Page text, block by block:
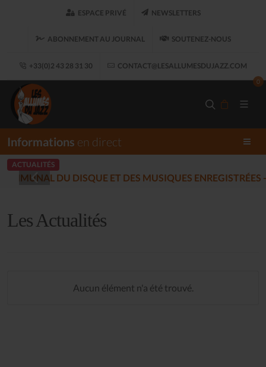
ESPACE PRIVÉ NEWSLETTERS
ABONNEMENT AU JOURNAL SOUTENEZ-NOUS
+33(0)2 43 28 31 30 CONTACT@LESALLUMESDUJAZZ.COM
0
Informations en direct
ACTUALITÉS
LES ALLUMÉS DU JAZZ FONT
Les Actualités
Aucun élément n'a été trouvé.